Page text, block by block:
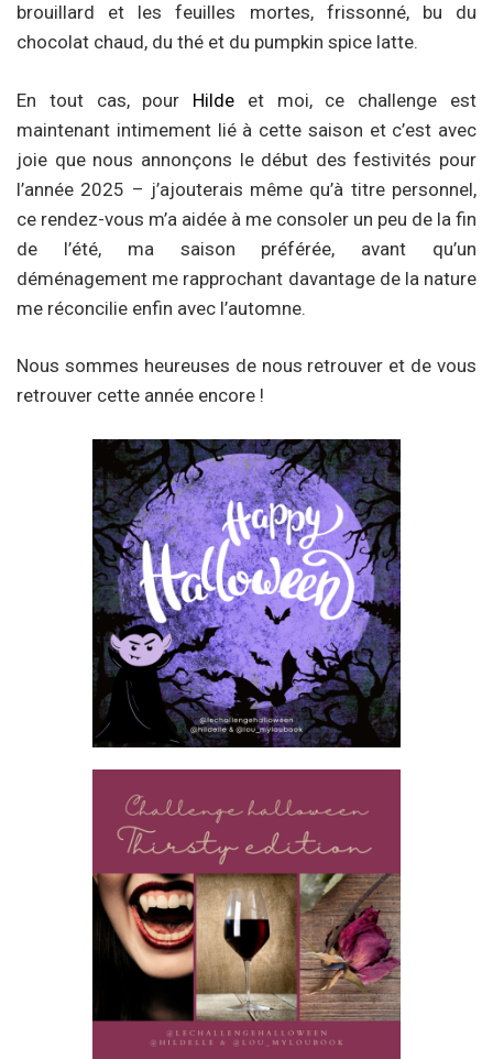
brouillard et les feuilles mortes, frissonné, bu du
chocolat chaud, du thé et du pumpkin spice latte.
En tout cas, pour Hilde et moi, ce challenge est
maintenant intimement lié à cette saison et c’est avec
joie que nous annonçons le début des festivités pour
l’année 2025 – j’ajouterais même qu’à titre personnel,
ce rendez-vous m’a aidée à me consoler un peu de la fin
de l’été, ma saison préférée, avant qu’un
déménagement me rapprochant davantage de la nature
me réconcilie enfin avec l’automne.
Nous sommes heureuses de nous retrouver et de vous
retrouver cette année encore !